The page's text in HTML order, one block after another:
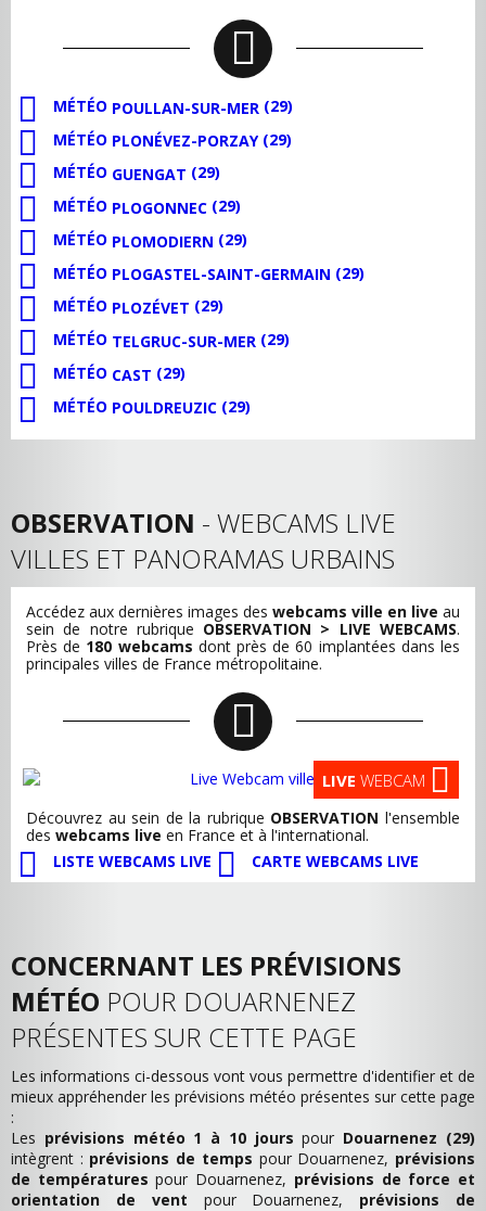
MÉTÉO POULLAN-SUR-MER (29)
MÉTÉO PLONÉVEZ-PORZAY (29)
MÉTÉO GUENGAT (29)
MÉTÉO PLOGONNEC (29)
MÉTÉO PLOMODIERN (29)
MÉTÉO PLOGASTEL-SAINT-GERMAIN (29)
MÉTÉO PLOZÉVET (29)
MÉTÉO TELGRUC-SUR-MER (29)
MÉTÉO CAST (29)
MÉTÉO POULDREUZIC (29)
OBSERVATION - WEBCAMS LIVE
VILLES ET PANORAMAS URBAINS
Accédez aux dernières images des webcams ville en live au
sein de notre rubrique OBSERVATION > LIVE WEBCAMS.
Près de 180 webcams dont près de 60 implantées dans les
principales villes de France métropolitaine.
LIVE WEBCAM
Découvrez au sein de la rubrique OBSERVATION l'ensemble
des webcams live en France et à l'international.
LISTE WEBCAMS LIVE
CARTE WEBCAMS LIVE
CONCERNANT LES PRÉVISIONS
MÉTÉO POUR DOUARNENEZ
PRÉSENTES SUR CETTE PAGE
Les informations ci-dessous vont vous permettre d'identifier et de
mieux appréhender les prévisions météo présentes sur cette page
:
Les prévisions météo 1 à 10 jours pour Douarnenez (29)
intègrent : prévisions de temps pour Douarnenez, prévisions
de températures pour Douarnenez, prévisions de force et
orientation de vent pour Douarnenez, prévisions de